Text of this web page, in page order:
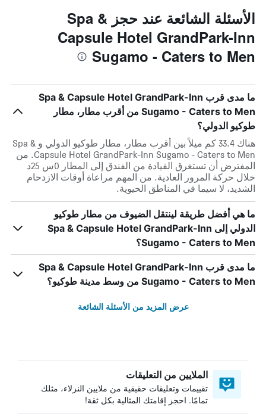
الأسئلة الشائعة عند حجز Spa &
Capsule Hotel GrandPark-Inn
Sugamo - Caters to Men
ما مدى قرب Spa & Capsule Hotel GrandPark-Inn
Sugamo - Caters to Men من أقرب مطار، مطار
طوكيو الدولي؟
هناك 33.4 كم ميلاً بين أقرب مطار، مطار طوكيو الدولي و Spa &
Capsule Hotel GrandPark-Inn Sugamo - Caters to Men. من
المفترض أن تستغرق القيادة من الفندق إلى المطار 0س 25د
خلال حركة المرور العادية. من المهم مراعاة أوقات الازدحام
الشديد، لا سيما في المناطق الحيوية.
ما هي أفضل طريقة لينتقل الضيوف من مطار طوكيو
الدولي إلى Spa & Capsule Hotel GrandPark-Inn
Sugamo - Caters to Men؟
ما مدى قرب Spa & Capsule Hotel GrandPark-Inn
Sugamo - Caters to Men من وسط مدينة طوكيو؟
عرض المزيد من الأسئلة الشائعة
الملايين من التعليقات
تقييمات وتعليقات حقيقية من ملايين النزلاء، مثلك
تمامًا. احجز إقامتك المثالية بكل ثقة!